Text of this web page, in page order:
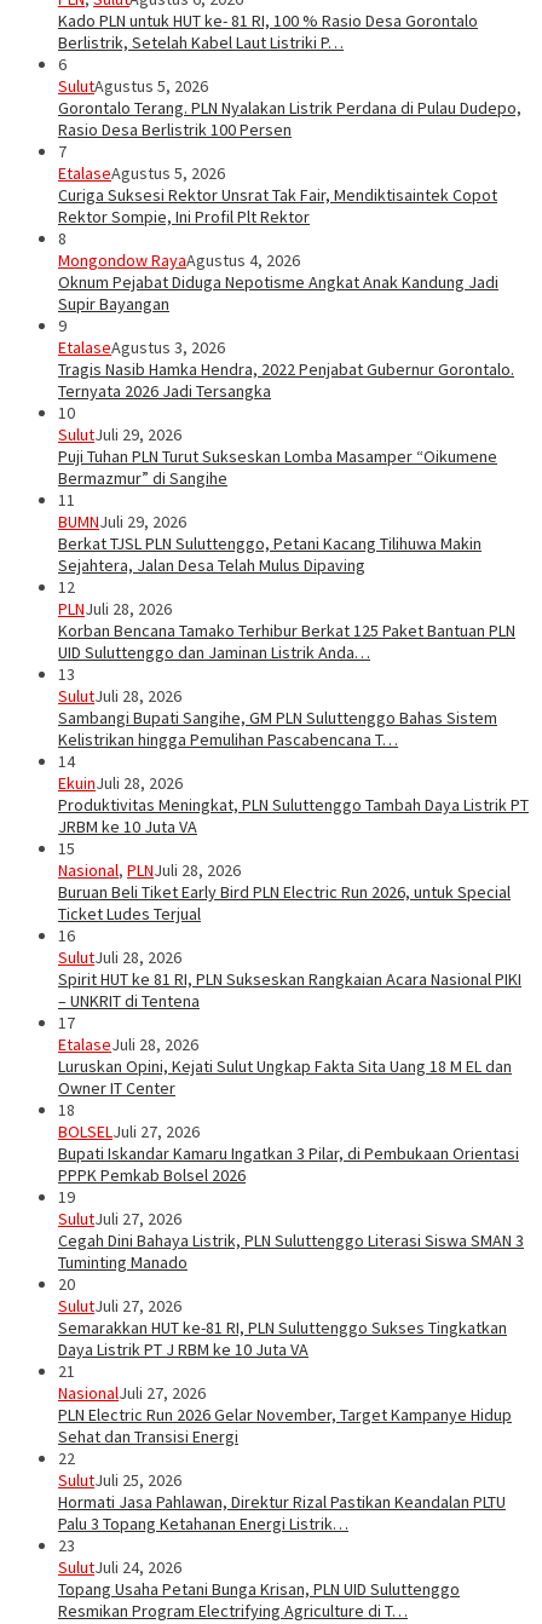
Kado PLN untuk HUT ke- 81 RI, 100 % Rasio Desa Gorontalo
Berlistrik, Setelah Kabel Laut Listriki P…
6
SulutAgustus 5, 2026
Gorontalo Terang. PLN Nyalakan Listrik Perdana di Pulau Dudepo,
Rasio Desa Berlistrik 100 Persen
7
EtalaseAgustus 5, 2026
Curiga Suksesi Rektor Unsrat Tak Fair, Mendiktisaintek Copot
Rektor Sompie, Ini Profil Plt Rektor
8
Mongondow RayaAgustus 4, 2026
Oknum Pejabat Diduga Nepotisme Angkat Anak Kandung Jadi
Supir Bayangan
9
EtalaseAgustus 3, 2026
Tragis Nasib Hamka Hendra, 2022 Penjabat Gubernur Gorontalo.
Ternyata 2026 Jadi Tersangka
10
SulutJuli 29, 2026
Puji Tuhan PLN Turut Sukseskan Lomba Masamper “Oikumene
Bermazmur” di Sangihe
11
BUMNJuli 29, 2026
Berkat TJSL PLN Suluttenggo, Petani Kacang Tilihuwa Makin
Sejahtera, Jalan Desa Telah Mulus Dipaving
12
PLNJuli 28, 2026
Korban Bencana Tamako Terhibur Berkat 125 Paket Bantuan PLN
UID Suluttenggo dan Jaminan Listrik Anda…
13
SulutJuli 28, 2026
Sambangi Bupati Sangihe, GM PLN Suluttenggo Bahas Sistem
Kelistrikan hingga Pemulihan Pascabencana T…
14
EkuinJuli 28, 2026
Produktivitas Meningkat, PLN Suluttenggo Tambah Daya Listrik PT
JRBM ke 10 Juta VA
15
Nasional, PLNJuli 28, 2026
Buruan Beli Tiket Early Bird PLN Electric Run 2026, untuk Special
Ticket Ludes Terjual
16
SulutJuli 28, 2026
Spirit HUT ke 81 RI, PLN Sukseskan Rangkaian Acara Nasional PIKI
– UNKRIT di Tentena
17
EtalaseJuli 28, 2026
Luruskan Opini, Kejati Sulut Ungkap Fakta Sita Uang 18 M EL dan
Owner IT Center
18
BOLSELJuli 27, 2026
Bupati Iskandar Kamaru Ingatkan 3 Pilar, di Pembukaan Orientasi
PPPK Pemkab Bolsel 2026
19
SulutJuli 27, 2026
Cegah Dini Bahaya Listrik, PLN Suluttenggo Literasi Siswa SMAN 3
Tuminting Manado
20
SulutJuli 27, 2026
Semarakkan HUT ke-81 RI, PLN Suluttenggo Sukses Tingkatkan
Daya Listrik PT J RBM ke 10 Juta VA
21
NasionalJuli 27, 2026
PLN Electric Run 2026 Gelar November, Target Kampanye Hidup
Sehat dan Transisi Energi
22
SulutJuli 25, 2026
Hormati Jasa Pahlawan, Direktur Rizal Pastikan Keandalan PLTU
Palu 3 Topang Ketahanan Energi Listrik…
23
SulutJuli 24, 2026
Topang Usaha Petani Bunga Krisan, PLN UID Suluttenggo
Resmikan Program Electrifying Agriculture di T…